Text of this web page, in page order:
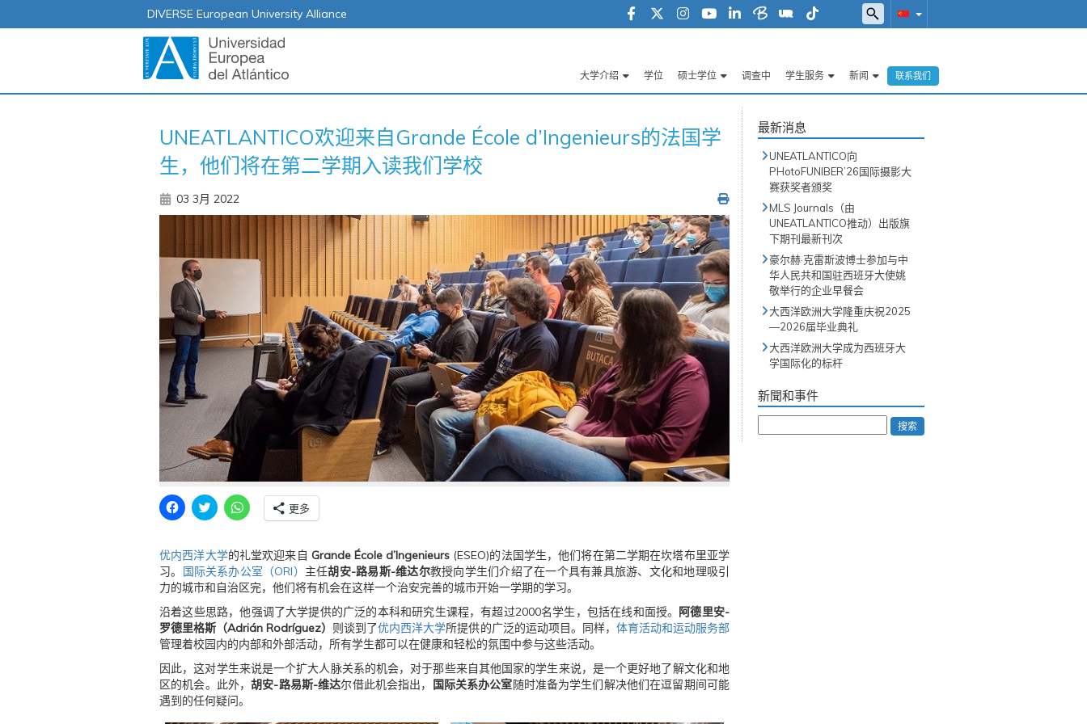
DIVERSE European University Alliance
Navegación
大学介绍 学位 硕士学位 调查中 学生服务 新闻 联系我们
UNEATLANTICO欢迎来自Grande École d’Ingenieurs的法国学
生，他们将在第二学期入读我们学校
03 3月 2022
点
击
到
F
a
c
e
o
o
k
（
在
新
窗
口
中
打
点
击
到
T
w
i
t
e
r
（
在
新
窗
口
中
打
开
点
击
到
W
h
a
t
A
p
p
（
在
新
窗
口
中
更多
优内西洋大学的礼堂欢迎来自 Grande École d’Ingenieurs (ESEO)的法国学生，他们将在第二学期在坎塔布里亚学
习。 国际关系办公室（ORI） 主任胡安-路易斯-维达尔教授向学生们介绍了在一个具有兼具旅游、文化和地理吸引
力的城市和自治区完，他们将有机会在这样一个治安完善的城市开始一学期的学习。
沿着这些思路，他强调了大学提供的广泛的本科和研究生课程，有超过2000名学生，包括在线和面授。 阿德里安-
罗德里格斯（Adrián Rodríguez） 则谈到了优内西洋大学所提供的广泛的运动项目。同样， 体育活动和运动服务部
管理着校园内的内部和外部活动，所有学生都可以在健康和轻松的氛围中参与这些活动。
因此，这对学生来说是一个扩大人脉关系的机会，对于那些来自其他国家的学生来说，是一个更好地了解文化和地
区的机会。此外，胡安-路易斯-维达尔借此机会指出， 国际关系办公室随时准备为学生们解决他们在逗留期间可能
遇到的任何疑问。
最新消息
UNEATLANTICO向
PHotoFUNIBER’26国际摄影大
赛获奖者颁奖
MLS Journals（由
UNEATLANTICO推动）出版旗
下期刊最新刊次
豪尔赫·克雷斯波博士参加与中
华人民共和国驻西班牙大使姚
敬举行的企业早餐会
大西洋欧洲大学隆重庆祝2025
—2026届毕业典礼
大西洋欧洲大学成为西班牙大
学国际化的标杆
新聞和事件
搜索